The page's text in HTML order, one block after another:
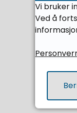
Vi bruker
Ved å